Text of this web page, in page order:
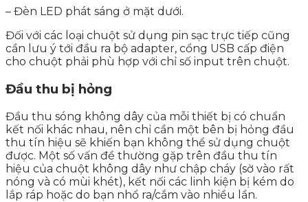
– Đèn LED phát sáng ở mặt dưới.
Đối với các loại chuột sử dụng pin sạc trực tiếp cũng
cần lưu ý tới đầu ra bộ adapter, cổng USB cấp điện
cho chuột phải phù hợp với chỉ số input trên chuột.
Đầu thu bị hỏng
Đầu thu sóng không dây của mỗi thiết bị có chuẩn
kết nối khác nhau, nên chỉ cần một bên bị hỏng đầu
thu tín hiệu sẽ khiến bạn không thể sử dụng chuột
được. Một số vấn đề thường gặp trên đầu thu tín
hiệu của chuột không dây như chập cháy (sờ vào rất
nóng và có mùi khét), kết nối các linh kiện bị kém do
lắp ráp hoặc do bạn nhổ ra/cắm vào nhiều lần.